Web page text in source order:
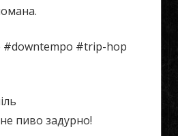
#downtempo #trip-hop
пиво задурно!